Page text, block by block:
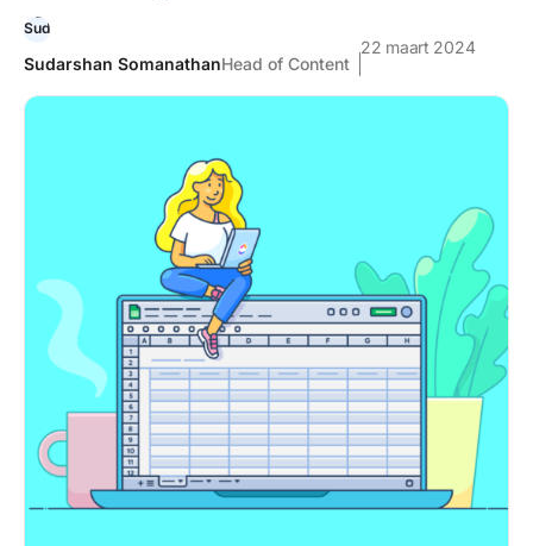
Sudarshan SomanathanHead of Content
22 maart 2024